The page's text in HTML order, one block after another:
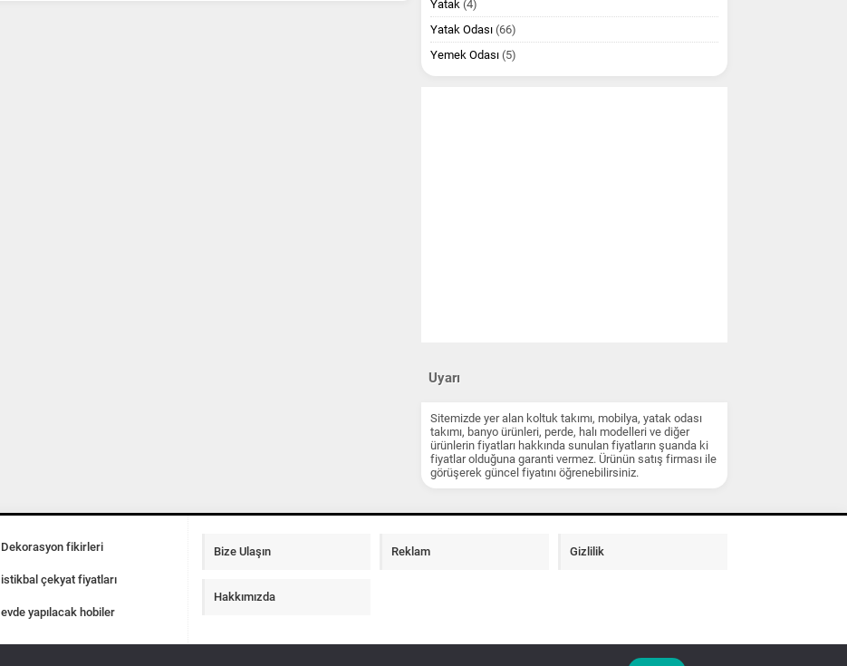
Yatak (4)
Yatak Odası (66)
Yemek Odası (5)
Uyarı
Sitemizde yer alan koltuk takımı, mobilya, yatak odası
takımı, banyo ürünleri, perde, halı modelleri ve diğer
ürünlerin fiyatları hakkında sunulan fiyatların şuanda ki
fiyatlar olduğuna garanti vermez. Ürünün satış firması ile
görüşerek güncel fiyatını öğrenebilirsiniz.
Dekorasyon fikirleri
istikbal çekyat fiyatları
evde yapılacak hobiler
Bize Ulaşın Reklam Gizlilik
Hakkımızda